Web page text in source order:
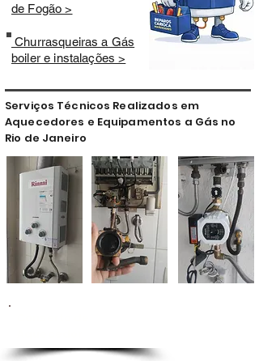
de Fogão >
Churrasqueiras a Gás
boiler e instalações >
Serviços Técnicos Realizados em
Aquecedores e Equipamentos a Gás no
Rio de Janeiro